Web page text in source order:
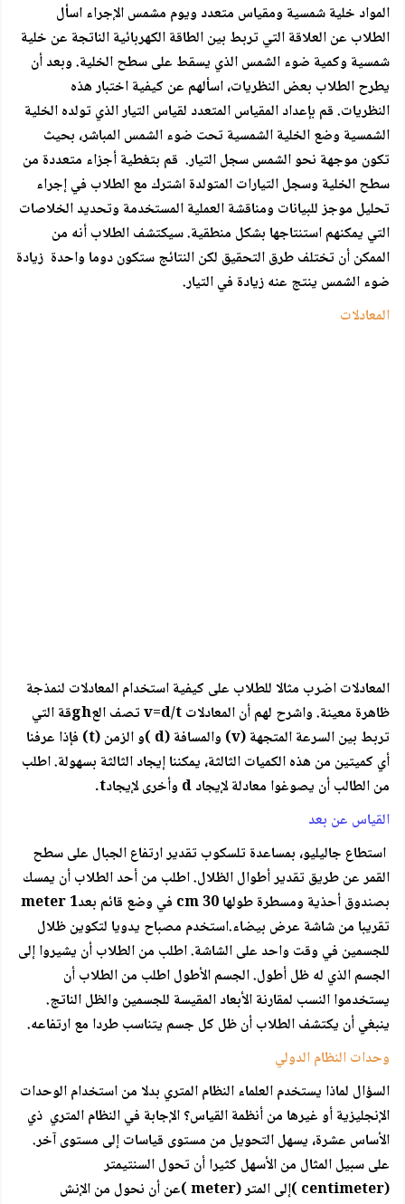
المواد خلية شمسية ومقياس متعدد ويوم مشمس الإجراء اسأل
الطلاب عن العلاقة التي تربط بين الطاقة الكهربائية الناتجة عن خلية
شمسية وكمية ضوء الشمس الذي يسقط على سطح الخلية. وبعد أن
يطرح الطلاب بعض النظريات، اسألهم عن كيفية اختبار هذه
النظريات. قم بإعداد المقياس المتعدد لقياس التيار الذي تولده الخلية
الشمسية وضع الخلية الشمسية تحت ضوء الشمس المباشر، بحيث
تكون موجهة نحو الشمس سجل التيار. قم بتغطية أجزاء متعددة من
سطح الخلية وسجل التيارات المتولدة اشترك مع الطلاب في إجراء
تحليل موجز للبيانات ومناقشة العملية المستخدمة وتحديد الخلاصات
التي يمكنهم استنتاجها بشكل منطقية. سيكتشف الطلاب أنه من
الممكن أن تختلف طرق التحقيق لكن النتائج ستكون دوما واحدة زيادة
ضوء الشمس ينتج عنه زيادة في التيار.
المعادلات
المعادلات اضرب مثالا للطلاب على كيفية استخدام المعادلات لنمذجة
ظاهرة معينة. واشرح لهم أن المعادلات v=d/t تصف العghقة التي
تربط بين السرعة المتجهة (v) والمسافة (d )و الزمن (t) فإذا عرفنا
أي كميتين من هذه الكميات الثالثة، يمكننا إيجاد الثالثة بسهولة. اطلب
من الطالب أن يصوغوا معادلة لإيجاد d وأخرى لإيجادt.
القياس عن بعد
استطاع جاليليو، بمساعدة تلسكوب تقدير ارتفاع الجبال على سطح
القمر عن طريق تقدير أطوال الظلال. اطلب من أحد الطلاب أن يمسك
بصندوق أحذية ومسطرة طولها cm 30 في وضع قائم بعدmeter 1
تقريبا من شاشة عرض بيضاء.استخدم مصباح يدويا لتكوين ظلال
للجسمين في وقت واحد على الشاشة. اطلب من الطلاب أن يشيروا إلى
الجسم الذي له ظل أطول. الجسم الأطول اطلب من الطلاب أن
يستخدموا النسب لمقارنة الأبعاد المقيسة للجسمين والظل الناتج.
ينبغي أن يكتشف الطلاب أن ظل كل جسم يتناسب طردا مع ارتفاعه.
وحدات النظام الدولي
السؤال لماذا يستخدم العلماء النظام المتري بدلا من استخدام الوحدات
الإنجليزية أو غيرها من أنظمة القياس؟ الإجابة في النظام المتري ذي
الأساس عشرة، يسهل التحويل من مستوى قياسات إلى مستوى آخر.
على سبيل المثال من الأسهل كثيرا أن تحول السنتيمتر
(centimeter )إلى المتر (meter )عن أن نحول من الإنش